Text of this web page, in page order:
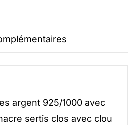
argent 925/1000 avec
sertis clos avec clou